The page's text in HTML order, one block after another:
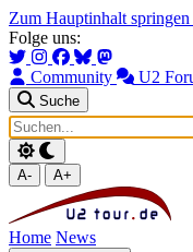
Zum Hauptinhalt springen
Folge uns:
Community U2
Suche
A- A+
Home News